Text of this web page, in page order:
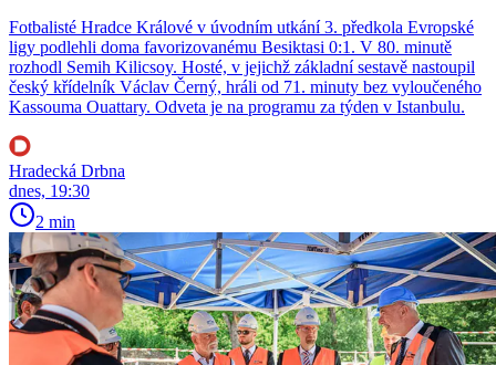
Fotbalisté Hradce Králové v úvodním utkání 3. předkola Evropské
ligy podlehli doma favorizovanému Besiktasi 0:1. V 80. minutě
rozhodl Semih Kilicsoy. Hosté, v jejichž základní sestavě nastoupil
český křídelník Václav Černý, hráli od 71. minuty bez vyloučeného
Kassouma Ouattary. Odveta je na programu za týden v Istanbulu.
Hradecká Drbna
dnes, 19:30
2 min